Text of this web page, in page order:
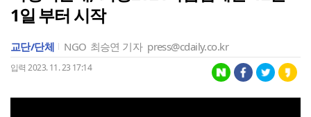
1일 부터 시작
교단/단체 NGO 최승연 기자 press@cdaily.co.kr
입력 2023. 11. 23 17:14